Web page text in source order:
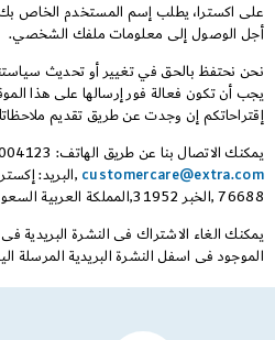
أجل الوصول إلى معلومات ملفك الشخصي.
نحن نحتفظ بالحق في تغيير أو تحديث
يجب أن تكون فعالة فور إرسالها على هذا
إقتراحاتكم إن وجدت عن طريق تقديم
يمكنك الاتصال بنا عن طريق الهاتف: 920004123, البريد الإلكترونى:
customercare@extra.com ,البريد:
76688 ,الخبر 31952,المملكة العربية السعودية.
يمكنك الغاء الاشتراك فى النشرة البريدية
الموجود فى اسفل النشرة البريدية المرسلة